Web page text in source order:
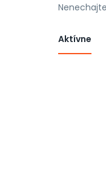
Aktívne